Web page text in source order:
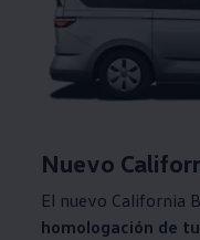
Nuevo
El nuevo California
homologación de